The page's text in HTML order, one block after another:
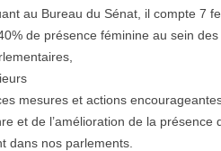
au Bureau du Sénat, il compte 7
de présence féminine au sein
mesures et actions
et de l’amélioration de la présence
dans nos parlements.